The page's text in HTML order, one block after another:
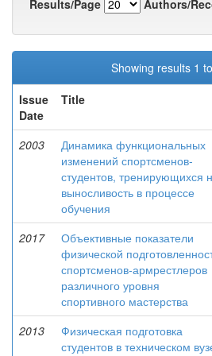
Results/Page Authors/
Showing results 1
Issue
Date
Title
2003
Динамика функциональных
изменений спортсменов-
студентов, тренирующихся
выносливость в процессе
обучения
2017
Объективные показатели
физической
спортсменов-армрестлеров
различного уровня
спортивного мастерства
2013
Физическая подготовка
студентов в техническом